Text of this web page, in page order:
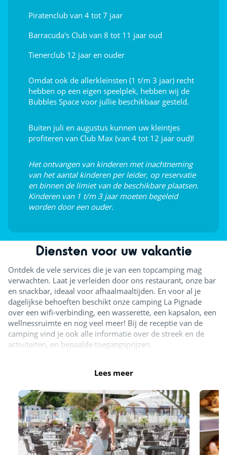
De eilanden Madame, Aix en Oléron
Fort Boyard
Rochefort
La Rochelle
Piratenclub van 4 tot 7 jaar
Barracuda's Club van 8 tot 11 jaar oud
Tienerclub 12 jaar en ouder
Omdat ook de allerkleinsten (1 t/m 3 jaar) recht
hebben op een eigen speelplek, hebben wij de
Bubbles Space voor jullie beschikbaar gesteld.
Buiten juli en augustus kunnen uw kleintjes
profiteren van Club Max (van 4 tot 12 jaar oud)!
Het ontvangen van kinderen met inachtneming
van het aantal kinderen per leider, op reservatie
en binnen de limiet van de beschikbare plaatsen.
Kinderen van 1 t/m 3 jaar moeten begeleid
worden door een ouder.
Diensten voor uw vakantie
Ontdek de vele services die je van een topcamping mag
verwachten. Laat je verleiden door ons restaurant, onze bar
en snackbar, ideaal voor afhaalmaaltijden. En voor al je
dagelijkse behoeften beschikt onze camping La Pignade
over een wifi-verbinding, een wasserette, een kapsalon, een
wellnessruimte en nog veel meer! Bij de receptie van de
camping vind je ook alle informatie over de streek en de
activiteiten, en bepaalde toegangsprijzen.
Lees meer
Zoom